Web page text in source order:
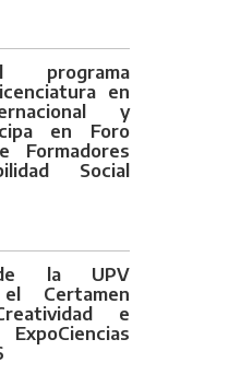
programa
en
y
en Foro
Formadores
Social
de la UPV
Certamen
e